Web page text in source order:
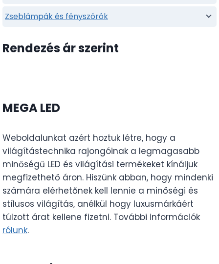
Zseblámpák és fényszórók
Rendezés ár szerint
MEGA LED
Weboldalunkat azért hoztuk létre, hogy a
világítástechnika rajongóinak a legmagasabb
minőségű LED és világítási termékeket kínáljuk
megfizethető áron. Hiszünk abban, hogy mindenki
számára elérhetőnek kell lennie a minőségi és
stílusos világítás, anélkül hogy luxusmárkáért
túlzott árat kellene fizetni. További információk
rólunk.